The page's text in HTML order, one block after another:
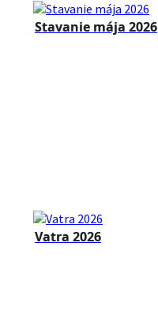
Stavanie mája 2026
Vatra 2026